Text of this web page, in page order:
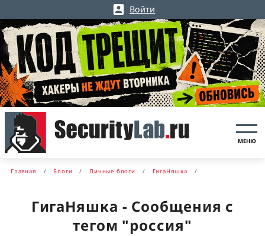
Войти
МЕНЮ
Главная Блоги Личные блоги ГигаНяшка
ГигаНяшка - Сообщения с
тегом "россия"